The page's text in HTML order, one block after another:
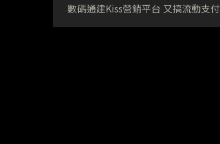
數碼通建Kiss營銷平台 又搞流動支付